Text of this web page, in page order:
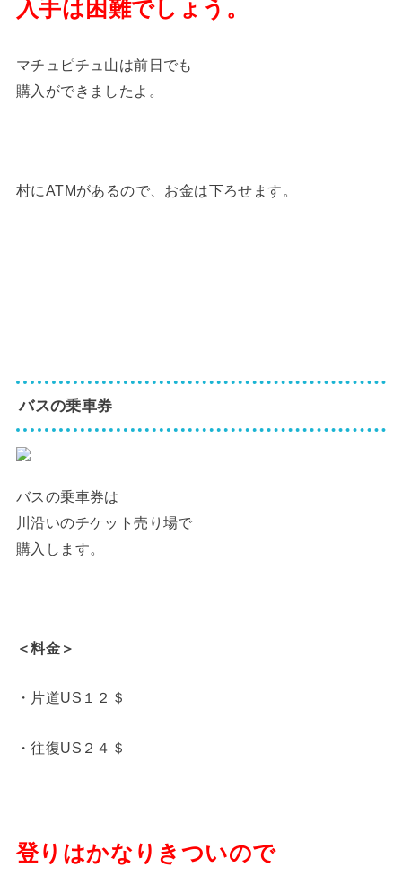
入手は困難でしょう。
マチュピチュ山は前日でも
購入ができましたよ。
村にATMがあるので、お金は下ろせます。
バスの乗車券
バスの乗車券は
川沿いのチケット売り場で
購入します。
＜料金＞
・片道US１２＄
・往復US２４＄
登りはかなりきついので